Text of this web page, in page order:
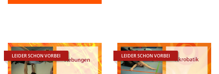
LEIDER SCHON VORBEI LEIDER SCHON VORBEI